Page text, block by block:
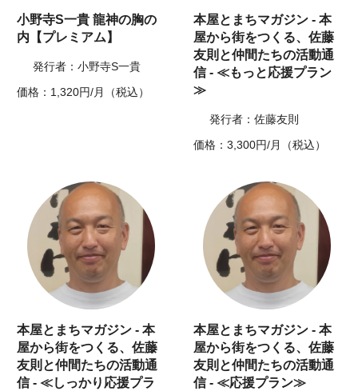
小野寺S一貴 龍神の胸の
内【プレミアム】
発行者：小野寺S一貴
価格：1,320円/月（税込）
本屋とまちマガジン - 本
屋から街をつくる、佐藤
友則と仲間たちの活動通
信 - ≪もっと応援プラン
≫
発行者：佐藤友則
価格：3,300円/月（税込）
本屋とまちマガジン - 本
屋から街をつくる、佐藤
友則と仲間たちの活動通
信 - ≪しっかり応援プラ
本屋とまちマガジン - 本
屋から街をつくる、佐藤
友則と仲間たちの活動通
信 - ≪応援プラン≫